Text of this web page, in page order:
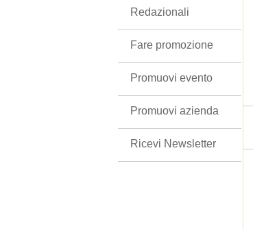
Redazionali
Fare promozione
Promuovi evento
Promuovi azienda
Ricevi Newsletter